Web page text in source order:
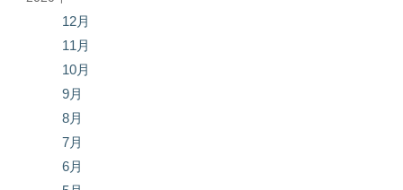
12月
11月
10月
9月
8月
7月
6月